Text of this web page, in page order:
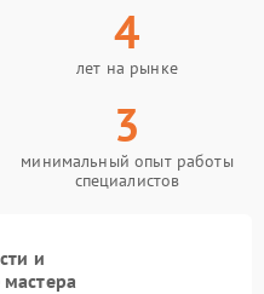
4
лет на рынке
3
минимальный опыт работы
специалистов
и